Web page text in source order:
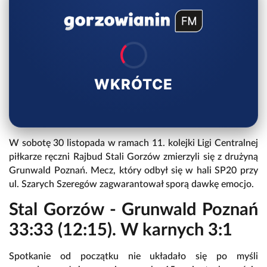
WKRÓTCE
W sobotę 30 listopada w ramach 11. kolejki Ligi Centralnej
piłkarze ręczni Rajbud Stali Gorzów zmierzyli się z drużyną
Grunwald Poznań. Mecz, który odbył się w hali SP20 przy
ul. Szarych Szeregów zagwarantował sporą dawkę emocjo.
Stal Gorzów - Grunwald Poznań
33:33 (12:15). W karnych 3:1
Spotkanie od początku nie układało się po myśli